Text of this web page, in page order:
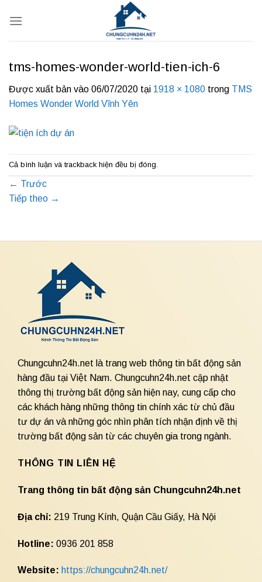
qua
tms-homes-wonder-world-tien-ich-6
Được xuất bản vào 06/07/2020 tại 1918 × 1080 trong TMS
Homes Wonder World Vĩnh Yên
Cả bình luận và trackback hiện đều bị đóng.
← Trước
Tiếp theo →
Chungcuhn24h.net là trang web thông tin bất động sản
hàng đầu tại Việt Nam. Chungcuhn24h.net cập nhật
thông thị trường bất động sản hiện nay, cung cấp cho
các khách hàng những thông tin chính xác từ chủ đầu
tư dự án và những góc nhìn phân tích nhận định về thị
trường bất động sản từ các chuyên gia trong ngành.
THÔNG TIN LIÊN HỆ
Trang thông tin bất động sản Chungcuhn24h.net
Địa chỉ: 219 Trung Kính, Quận Cầu Giấy, Hà Nội
Hotline: 0936 201 858
Website: https://chungcuhn24h.net/